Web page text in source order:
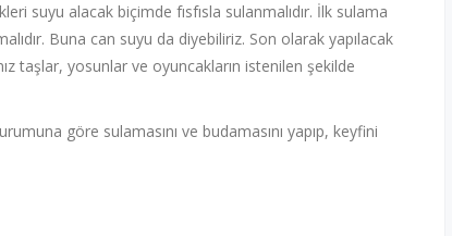
suyu alacak biçimde fısfısla sulanmalıdır. İlk sulama
Buna can suyu da diyebiliriz. Son olarak yapılacak
taşlar, yosunlar ve oyuncakların istenilen şekilde
göre sulamasını ve budamasını yapıp, keyfini